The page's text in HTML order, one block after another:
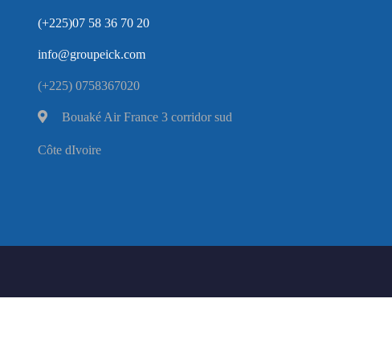
(+225)07 58 36 70 20
info@groupeick.com
(+225) 0758367020
Bouaké Air France 3 corridor sud
Côte dIvoire